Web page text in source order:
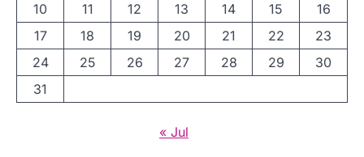
10
11 12 13 14 15
16
17
18 19 20 21 22
23
24
25 26 27 28 29
30
31
« Jul